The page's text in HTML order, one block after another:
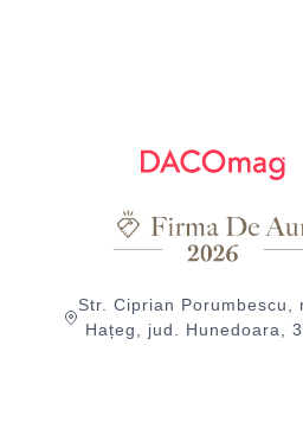
Str. Ciprian Porumbescu,
Hațeg, jud. Hunedoara,